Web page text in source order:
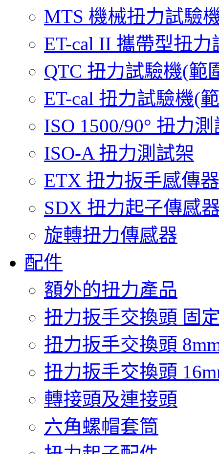
MTS 機械扭力試驗
ET-cal II 攜帶型扭力
QTC 扭力試驗機(範
ET-cal 扭力試驗機(
ISO 1500/90° 扭力
ISO-A 扭力測試架
ETX 扭力扳手感傳器
SDX 扭力起子傳感
旋轉扭力傳感器
配件
額外的扭力產品
扭力扳手交換頭 固
扭力扳手交換頭
扭力扳手交換頭
轉接頭及連接頭
六角螺帽套筒